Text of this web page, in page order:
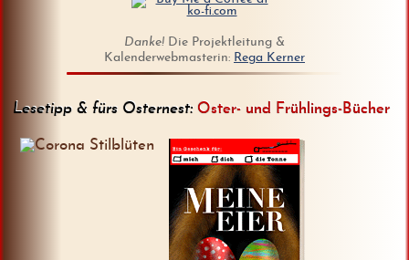
Danke! Die Projektleitung &
Kalenderwebmasterin: Rega Kerner
Lesetipp & fürs Osternest: Oster- und Frühlings-Bücher